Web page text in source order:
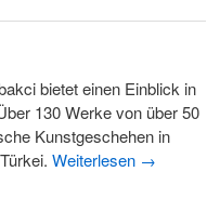
bietet einen Einblick in
130 Werke von über 50
Kunstgeschehen in
Weiterlesen →